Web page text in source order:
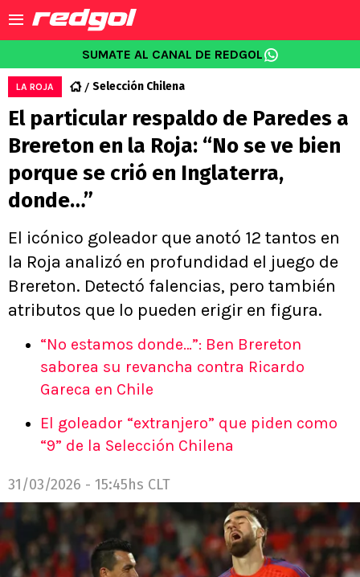
SUMATE AL CANAL DE REDGOL
LA ROJA Selección Chilena
El particular respaldo de Paredes a
Brereton en la Roja: “No se ve bien
porque se crió en Inglaterra,
donde…”
El icónico goleador que anotó 12 tantos en
la Roja analizó en profundidad el juego de
Brereton. Detectó falencias, pero también
atributos que lo pueden erigir en figura.
“No estamos donde…”: Ben Brereton
saborea su revancha contra Ricardo
Gareca en Chile
El goleador “extranjero” que piden como
“9” de la Selección Chilena
31/03/2026 - 15:45hs CLT